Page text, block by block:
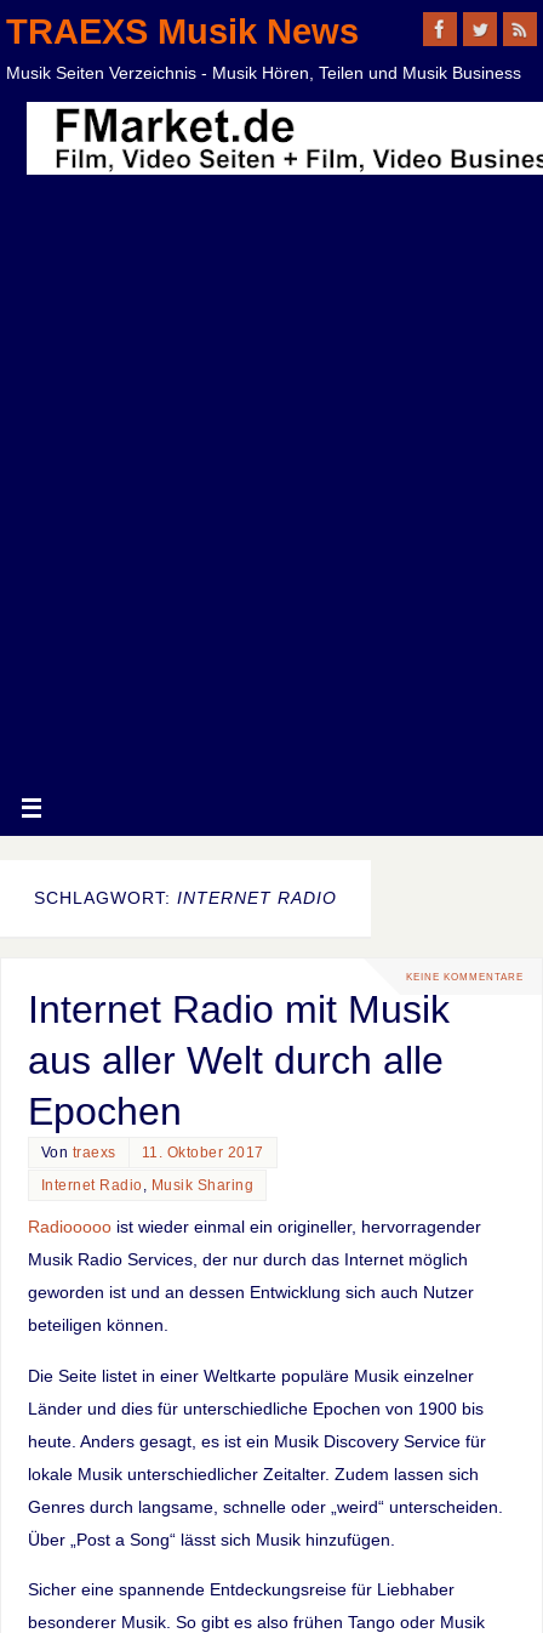
TRAEXS Musik News
Musik Seiten Verzeichnis - Musik Hören, Teilen und Musik Business
SCHLAGWORT: INTERNET RADIO
KEINE KOMMENTARE
Internet Radio mit Musik
aus aller Welt durch alle
Epochen
Von traexs
11. Oktober 2017
Internet Radio, Musik Sharing
Radioooooist wieder einmal ein origineller, hervorragender
Musik Radio Services, der nur durch das Internet möglich
geworden ist und an dessen Entwicklung sich auch Nutzer
beteiligen können.
Die Seite listet in einer Weltkarte populäre Musik einzelner
Länder und dies für unterschiedliche Epochen von 1900 bis
heute. Anders gesagt, es ist ein Musik Discovery Service für
lokale Musik unterschiedlicher Zeitalter. Zudem lassen sich
Genres durch langsame, schnelle oder „weird“ unterscheiden.
Über „Post a Song“ lässt sich Musik hinzufügen.
Sicher eine spannende Entdeckungsreise für Liebhaber
besonderer Musik. So gibt es also frühen Tango oder Musik